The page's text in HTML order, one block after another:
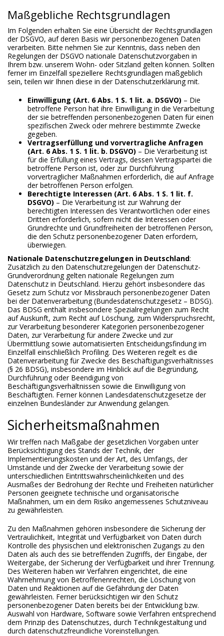
Maßgebliche Rechtsgrundlagen
Im Folgenden erhalten Sie eine Übersicht der Rechtsgrundlagen
der DSGVO, auf deren Basis wir personenbezogenen Daten
verarbeiten. Bitte nehmen Sie zur Kenntnis, dass neben den
Regelungen der DSGVO nationale Datenschutzvorgaben in
Ihrem bzw. unserem Wohn- oder Sitzland gelten können. Sollten
ferner im Einzelfall speziellere Rechtsgrundlagen maßgeblich
sein, teilen wir Ihnen diese in der Datenschutzerklärung mit.
Einwilligung (Art. 6 Abs. 1 S. 1 lit. a. DSGVO) – Die
betroffene Person hat ihre Einwilligung in die Verarbeitung
der sie betreffenden personenbezogenen Daten für einen
spezifischen Zweck oder mehrere bestimmte Zwecke
gegeben.
Vertragserfüllung und vorvertragliche Anfragen
(Art. 6 Abs. 1 S. 1 lit. b. DSGVO) – Die Verarbeitung ist
für die Erfüllung eines Vertrags, dessen Vertragspartei die
betroffene Person ist, oder zur Durchführung
vorvertraglicher Maßnahmen erforderlich, die auf Anfrage
der betroffenen Person erfolgen.
Berechtigte Interessen (Art. 6 Abs. 1 S. 1 lit. f.
DSGVO) – Die Verarbeitung ist zur Wahrung der
berechtigten Interessen des Verantwortlichen oder eines
Dritten erforderlich, sofern nicht die Interessen oder
Grundrechte und Grundfreiheiten der betroffenen Person,
die den Schutz personenbezogener Daten erfordern,
überwiegen.
Nationale Datenschutzregelungen in Deutschland:
Zusätzlich zu den Datenschutzregelungen der Datenschutz-
Grundverordnung gelten nationale Regelungen zum
Datenschutz in Deutschland. Hierzu gehört insbesondere das
Gesetz zum Schutz vor Missbrauch personenbezogener Daten
bei der Datenverarbeitung (Bundesdatenschutzgesetz – BDSG).
Das BDSG enthält insbesondere Spezialregelungen zum Recht
auf Auskunft, zum Recht auf Löschung, zum Widerspruchsrecht,
zur Verarbeitung besonderer Kategorien personenbezogener
Daten, zur Verarbeitung für andere Zwecke und zur
Übermittlung sowie automatisierten Entscheidungsfindung im
Einzelfall einschließlich Profiling. Des Weiteren regelt es die
Datenverarbeitung für Zwecke des Beschäftigungsverhältnisses
(§ 26 BDSG), insbesondere im Hinblick auf die Begründung,
Durchführung oder Beendigung von
Beschäftigungsverhältnissen sowie die Einwilligung von
Beschäftigten. Ferner können Landesdatenschutzgesetze der
einzelnen Bundesländer zur Anwendung gelangen.
Sicherheitsmaßnahmen
Wir treffen nach Maßgabe der gesetzlichen Vorgaben unter
Berücksichtigung des Stands der Technik, der
Implementierungskosten und der Art, des Umfangs, der
Umstände und der Zwecke der Verarbeitung sowie der
unterschiedlichen Eintrittswahrscheinlichkeiten und des
Ausmaßes der Bedrohung der Rechte und Freiheiten natürlicher
Personen geeignete technische und organisatorische
Maßnahmen, um ein dem Risiko angemessenes Schutzniveau
zu gewährleisten.
Zu den Maßnahmen gehören insbesondere die Sicherung der
Vertraulichkeit, Integrität und Verfügbarkeit von Daten durch
Kontrolle des physischen und elektronischen Zugangs zu den
Daten als auch des sie betreffenden Zugriffs, der Eingabe, der
Weitergabe, der Sicherung der Verfügbarkeit und ihrer Trennung.
Des Weiteren haben wir Verfahren eingerichtet, die eine
Wahrnehmung von Betroffenenrechten, die Löschung von
Daten und Reaktionen auf die Gefährdung der Daten
gewährleisten. Ferner berücksichtigen wir den Schutz
personenbezogener Daten bereits bei der Entwicklung bzw.
Auswahl von Hardware, Software sowie Verfahren entsprechend
dem Prinzip des Datenschutzes, durch Technikgestaltung und
durch datenschutzfreundliche Voreinstellungen.